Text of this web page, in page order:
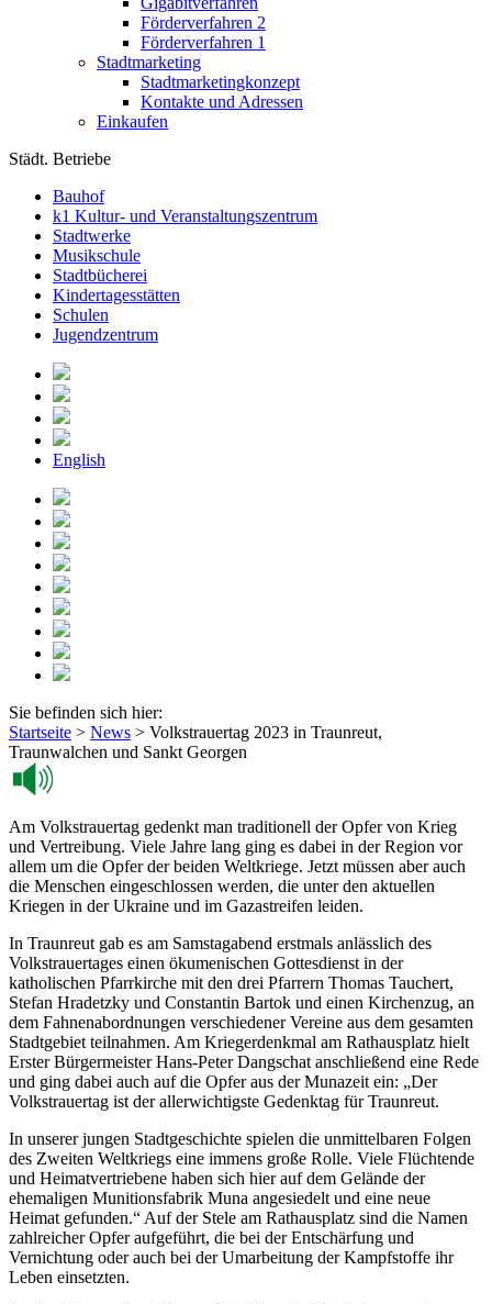
Förderverfahren 2
Förderverfahren 1
Stadtmarketing
Stadtmarketingkonzept
Kontakte und Adressen
Einkaufen
Städt. Betriebe
Bauhof
k1 Kultur- und Veranstaltungszentrum
Stadtwerke
Musikschule
Stadtbücherei
Kindertagesstätten
Schulen
Jugendzentrum
English
Sie befinden sich hier:
Startseite > News > Volkstrauertag 2023 in Traunreut,
Traunwalchen und Sankt Georgen
Am Volkstrauertag gedenkt man traditionell der Opfer von Krieg
und Vertreibung. Viele Jahre lang ging es dabei in der Region vor
allem um die Opfer der beiden Weltkriege. Jetzt müssen aber auch
die Menschen eingeschlossen werden, die unter den aktuellen
Kriegen in der Ukraine und im Gazastreifen leiden.
In Traunreut gab es am Samstagabend erstmals anlässlich des
Volkstrauertages einen ökumenischen Gottesdienst in der
katholischen Pfarrkirche mit den drei Pfarrern Thomas Tauchert,
Stefan Hradetzky und Constantin Bartok und einen Kirchenzug, an
dem Fahnenabordnungen verschiedener Vereine aus dem gesamten
Stadtgebiet teilnahmen. Am Kriegerdenkmal am Rathausplatz hielt
Erster Bürgermeister Hans-Peter Dangschat anschließend eine Rede
und ging dabei auch auf die Opfer aus der Munazeit ein: „Der
Volkstrauertag ist der allerwichtigste Gedenktag für Traunreut.
In unserer jungen Stadtgeschichte spielen die unmittelbaren Folgen
des Zweiten Weltkriegs eine immens große Rolle. Viele Flüchtende
und Heimatvertriebene haben sich hier auf dem Gelände der
ehemaligen Munitionsfabrik Muna angesiedelt und eine neue
Heimat gefunden.“ Auf der Stele am Rathausplatz sind die Namen
zahlreicher Opfer aufgeführt, die bei der Entschärfung und
Vernichtung oder auch bei der Umarbeitung der Kampfstoffe ihr
Leben einsetzten.